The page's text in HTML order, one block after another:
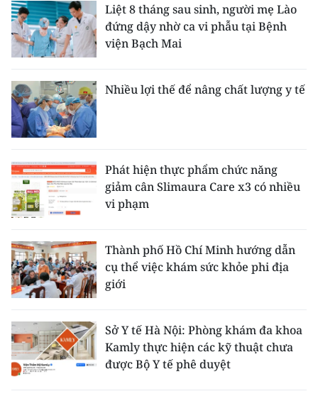
Liệt 8 tháng sau sinh, người mẹ Lào
đứng dậy nhờ ca vi phẫu tại Bệnh
viện Bạch Mai
Nhiều lợi thế để nâng chất lượng y tế
Phát hiện thực phẩm chức năng
giảm cân Slimaura Care x3 có nhiều
vi phạm
Thành phố Hồ Chí Minh hướng dẫn
cụ thể việc khám sức khỏe phi địa
giới
Sở Y tế Hà Nội: Phòng khám đa khoa
Kamly thực hiện các kỹ thuật chưa
được Bộ Y tế phê duyệt